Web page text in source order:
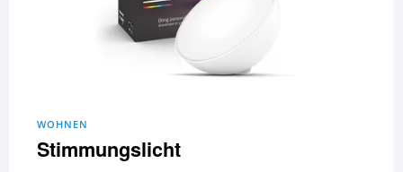
WOHNEN
Stimmungslicht